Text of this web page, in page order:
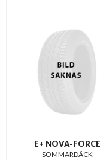
E+ NOVA-FORCE
SOMMARDÄCK